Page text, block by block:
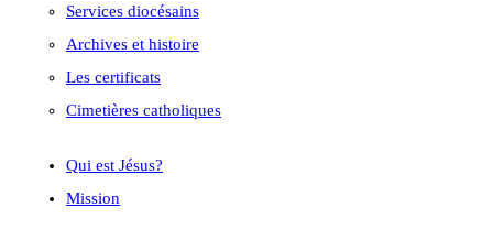
Services diocésains
Archives et histoire
Les certificats
Cimetières catholiques
Qui est Jésus?
Mission